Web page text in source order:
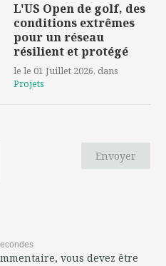
L'US Open de golf, des
conditions extrêmes
pour un réseau
résilient et protégé
le le 01 Juillet 2026, dans
Projets
Envoyer
vous devez être